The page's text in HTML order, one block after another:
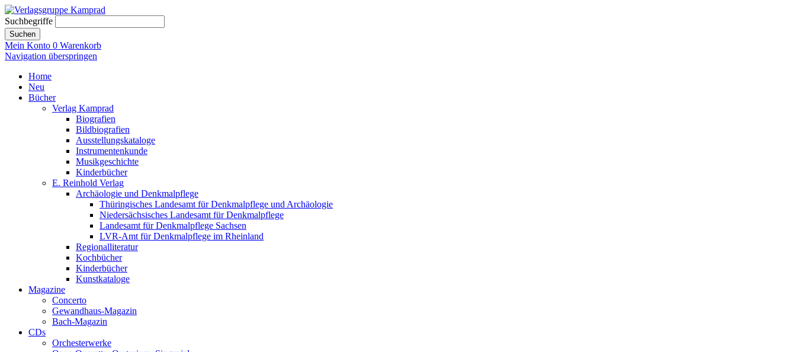
Suchbegriffe
Suchen
Mein Konto 0 Warenkorb
Navigation überspringen
Home
Neu
Bücher
Verlag Kamprad
Biografien
Bildbiografien
Ausstellungskataloge
Instrumentenkunde
Musikgeschichte
Kinderbücher
E. Reinhold Verlag
Archäologie und Denkmalpflege
Thüringisches Landesamt für Denkmalpflege und Archäologie
Niedersächsisches Landesamt für Denkmalpflege
Landesamt für Denkmalpflege Sachsen
LVR-Amt für Denkmalpflege im Rheinland
Regionalliteratur
Kochbücher
Kinderbücher
Kunstkataloge
Magazine
Concerto
Gewandhaus-Magazin
Bach-Magazin
CDs
Orchesterwerke